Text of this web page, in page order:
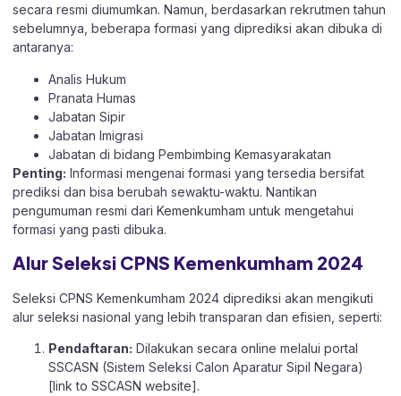
secara resmi diumumkan. Namun, berdasarkan rekrutmen tahun
sebelumnya, beberapa formasi yang diprediksi akan dibuka di
antaranya:
Analis Hukum
Pranata Humas
Jabatan Sipir
Jabatan Imigrasi
Jabatan di bidang Pembimbing Kemasyarakatan
Penting: Informasi mengenai formasi yang tersedia bersifat
prediksi dan bisa berubah sewaktu-waktu. Nantikan
pengumuman resmi dari Kemenkumham untuk mengetahui
formasi yang pasti dibuka.
Alur Seleksi CPNS Kemenkumham 2024
Seleksi CPNS Kemenkumham 2024 diprediksi akan mengikuti
alur seleksi nasional yang lebih transparan dan efisien, seperti:
Pendaftaran: Dilakukan secara online melalui portal
SSCASN (Sistem Seleksi Calon Aparatur Sipil Negara)
[link to SSCASN website].